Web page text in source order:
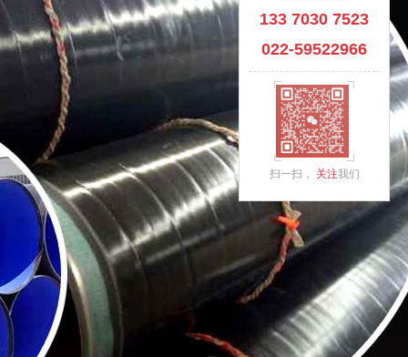
133 7030 7523
022-59522966
扫一扫， 关注我们